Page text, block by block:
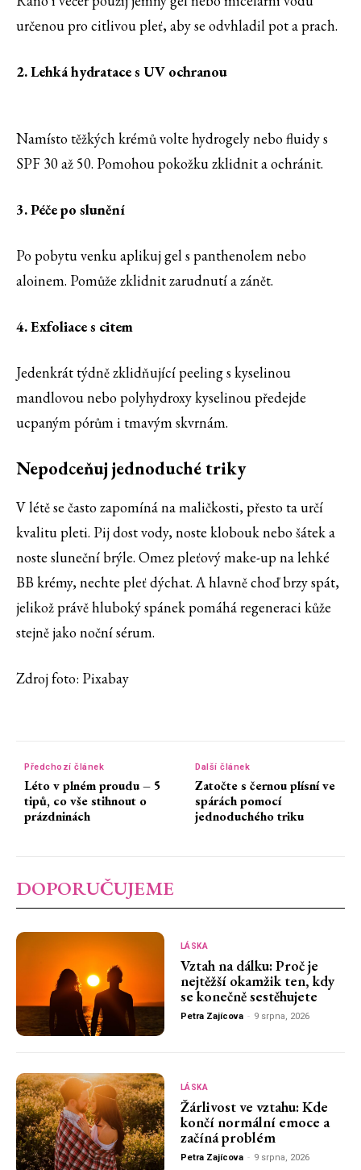
určenou pro citlivou pleť, aby se odvhladil pot a prach.
2. Lehká hydratace s UV ochranou
Namísto těžkých krémů volte hydrogely nebo fluidy s
SPF 30 až 50. Pomohou pokožku zklidnit a ochránit.
3. Péče po slunění
Po pobytu venku aplikuj gel s panthenolem nebo
aloinem. Pomůže zklidnit zarudnutí a zánět.
4. Exfoliace s citem
Jedenkrát týdně zklidňující peeling s kyselinou
mandlovou nebo polyhydroxy kyselinou předejde
ucpaným pórům i tmavým skvrnám.
Nepodceňuj jednoduché triky
V létě se často zapomíná na maličkosti, přesto ta určí
kvalitu pleti. Pij dost vody, noste klobouk nebo šátek a
noste sluneční brýle. Omez pleťový make-up na lehké
BB krémy, nechte pleť dýchat. A hlavně choď brzy spát,
jelikož právě hluboký spánek pomáhá regeneraci kůže
stejně jako noční sérum.
Zdroj foto: Pixabay
Předchozí článek
Léto v plném proudu – 5
tipů, co vše stihnout o
prázdninách
Další článek
Zatočte s černou plísní ve
spárách pomocí
jednoduchého triku
DOPORUČUJEME
LÁSKA
Vztah na dálku: Proč je
nejtěžší okamžik ten, kdy
se konečně sestěhujete
Petra Zajícova - 9 srpna, 2026
LÁSKA
Žárlivost ve vztahu: Kde
končí normální emoce a
začíná problém
Petra Zajícova - 9 srpna, 2026